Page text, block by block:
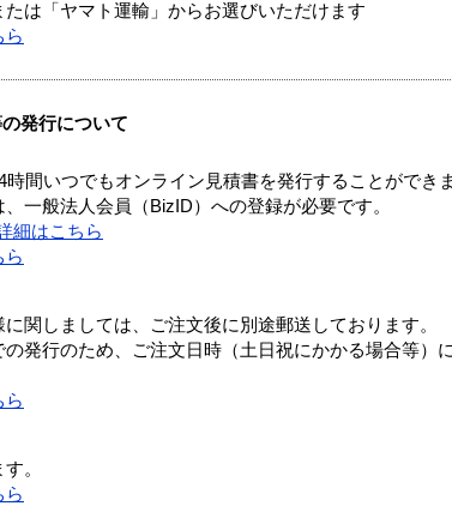
は「ヤマト運輸」からお選びいただけます
ら
発行について
間いつでもオンライン見積書を発行することができま
一般法人会員（BizID）への登録が必要です。
細はこちら
ら
関しましては、ご注文後に別途郵送しております。
発行のため、ご注文日時（土日祝にかかる場合等）
ら
。
ら